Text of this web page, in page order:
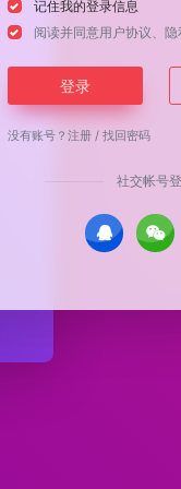
记住我的登录信息
阅读并同意用户协议 、隐
登录
没有账号？注册 /找回密码
社交帐号